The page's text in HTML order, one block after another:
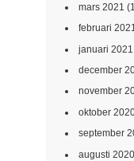
mars 2021
februari
januari 2021
december
november
oktober
september
augusti 2020